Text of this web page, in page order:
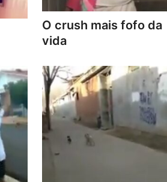
O crush mais fofo da
vida